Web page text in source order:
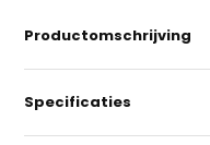
Productomschrijving
Specificaties